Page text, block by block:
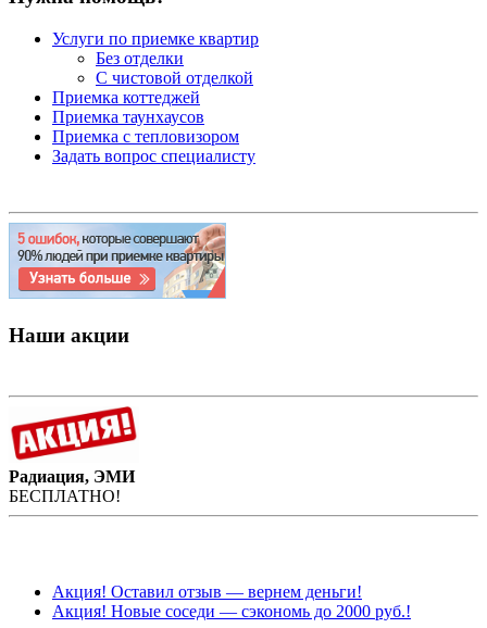
Услуги по приемке квартир
Без отделки
С чистовой отделкой
Приемка коттеджей
Приемка таунхаусов
Приемка с тепловизором
Задать вопрос специалисту
Наши акции
Радиация, ЭМИ
БЕСПЛАТНО!
Акция! Оставил отзыв — вернем деньги!
Акция! Новые соседи — сэкономь до 2000 руб.!